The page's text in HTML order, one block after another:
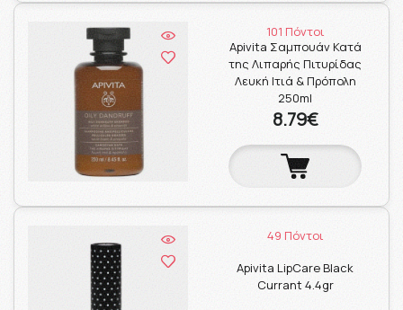
101 Πόντοι
Apivita Σαμπουάν Κατά
της Λιπαρής Πιτυρίδας
Λευκή Ιτιά & Πρόπολη
250ml
8.79€
49 Πόντοι
Apivita LipCare Black
Currant 4.4gr